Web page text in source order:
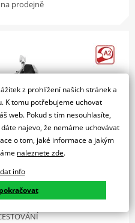
prodejně
E5+ Nero Convinto 2025
Kč
z prohlížení našich stránek a
K tomu potřebujeme uchovat
web. Pokud s tím nesouhlasíte,
najevo, že nemáme uchovávat
o tom, jaké informace a jakým
naleznete zde.
info